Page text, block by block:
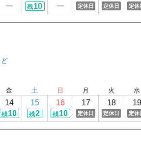
残10 定休日 定休日 定休
金
14
残10
土
15
残2
日
16
残10
月
17
定休日
火
18
定休日
水
19
定休